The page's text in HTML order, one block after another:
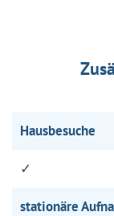
Hausbesuche
✓
stationäre